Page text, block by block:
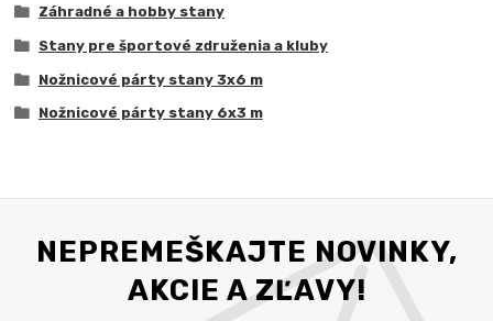
Záhradné a hobby stany
Stany pre športové združenia a kluby
Nožnicové párty stany 3x6 m
Nožnicové párty stany 6x3 m
NEPREMEŠKAJTE NOVINKY,
AKCIE A ZĽAVY!